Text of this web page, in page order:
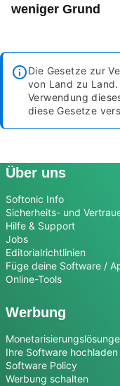
weniger Grund
Die Gesetze zur
von Land zu
Verwendung
diese Gesetze
Über uns
Softonic Info
Sicherheits- und
Hilfe & Support
Jobs
Editorialrichtlinien
Füge deine Software /
Online-Tools
Werbung
Ihre Software
Software Policy
Werbung schalten